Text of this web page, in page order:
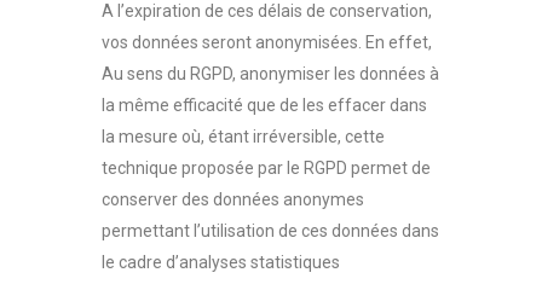
A l’expiration de ces délais de conservation,
vos données seront anonymisées. En effet,
Au sens du RGPD, anonymiser les données à
la même efficacité que de les effacer dans
la mesure où, étant irréversible, cette
technique proposée par le RGPD permet de
conserver des données anonymes
permettant l’utilisation de ces données dans
le cadre d’analyses statistiques